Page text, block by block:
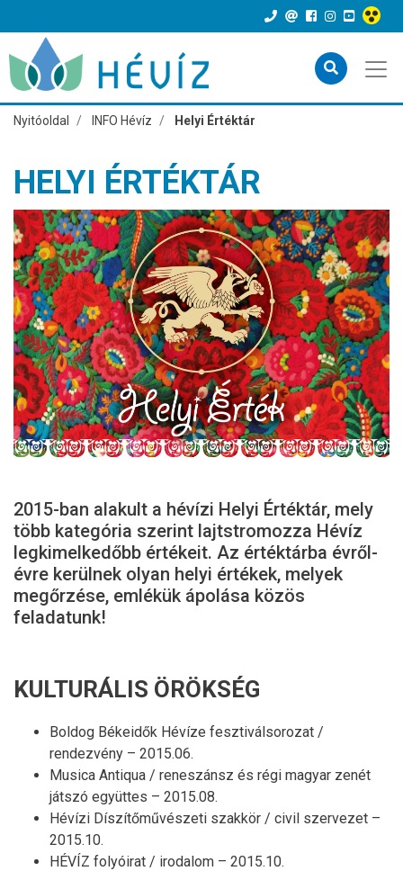
Nyitóoldal INFO Hévíz Helyi Értéktár
HELYI ÉRTÉKTÁR
2015-ban alakult a hévízi Helyi Értéktár, mely
több kategória szerint lajtstromozza Hévíz
legkimelkedőbb értékeit. Az értéktárba évről-
évre kerülnek olyan helyi értékek, melyek
megőrzése, emlékük ápolása közös
feladatunk!
KULTURÁLIS ÖRÖKSÉG
Boldog Békeidők Hévíze fesztiválsorozat /
rendezvény – 2015.06.
Musica Antiqua / reneszánsz és régi magyar zenét
játszó együttes – 2015.08.
Hévízi Díszítőművészeti szakkör / civil szervezet –
2015.10.
HÉVÍZ folyóirat / irodalom – 2015.10.